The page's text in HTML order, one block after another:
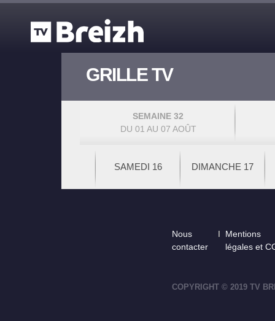
GRILLE TV
SEMAINE 32
DU 01 AU 07 AOÛT
SAMEDI 16 DIMANCHE 17
Footer
Nous
contacter
Mentions
légales et
COPYRIGHT © 2019 TV